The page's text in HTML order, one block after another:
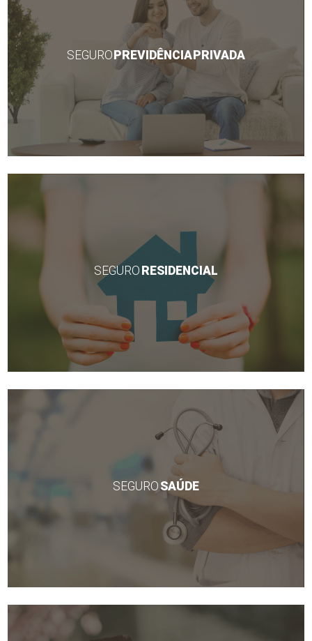
SEGUROPREVIDÊNCIA PRIVADA
SEGURO RESIDENCIAL
SEGUROSAÚDE